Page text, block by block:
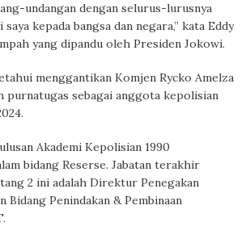
undangan dengan selurus-lurusnya
kepada bangsa dan negara,” kata Eddy
yang dipandu oleh Presiden Jokowi.
menggantikan Komjen Rycko Amelza
purnatugas sebagai anggota kepolisian
Akademi Kepolisian 1990
bidang Reserse. Jabatan terakhir
2 ini adalah Direktur Penegakan
Bidang Penindakan & Pembinaan